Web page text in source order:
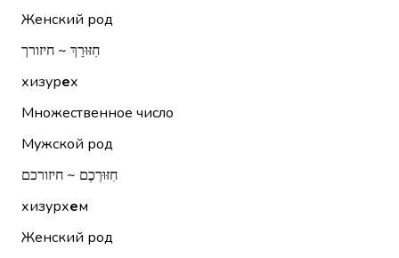
Женский род
חִזּוּרֵךְ ~ חיזורך
хизурех
Множественное число
Мужской род
חִזּוּרְכֶם ~ חיזורכם
хизурхем
Женский род